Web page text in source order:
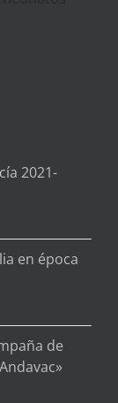
2021-
en época
de